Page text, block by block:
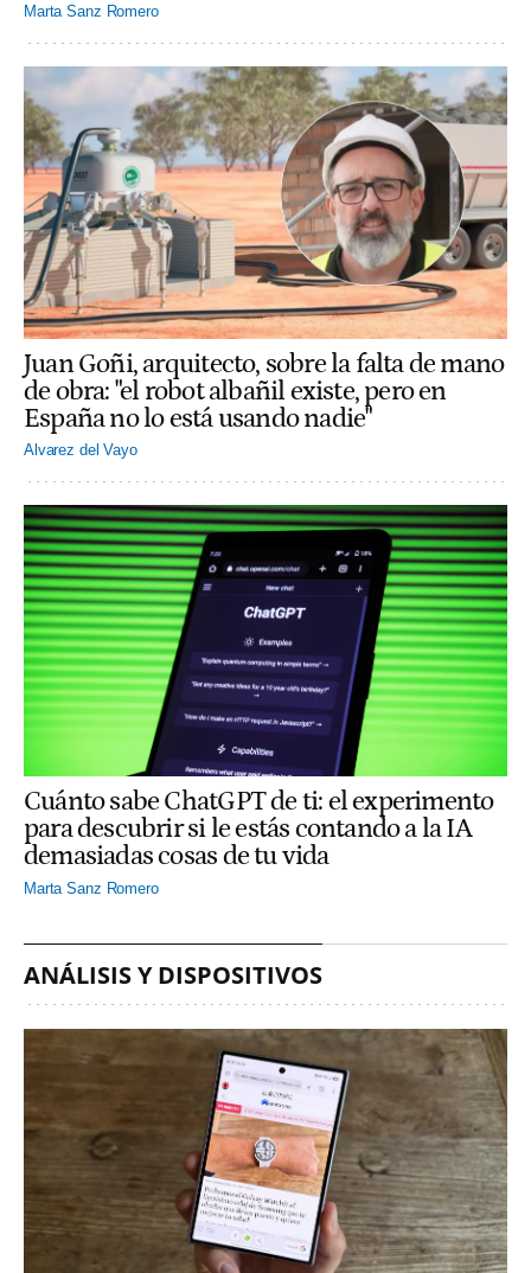
Marta Sanz Romero
Juan Goñi, arquitecto, sobre la falta de mano
de obra: "el robot albañil existe, pero en
España no lo está usando nadie"
Alvarez del Vayo
Cuánto sabe ChatGPT de ti: el experimento
para descubrir si le estás contando a la IA
demasiadas cosas de tu vida
Marta Sanz Romero
ANÁLISIS Y DISPOSITIVOS